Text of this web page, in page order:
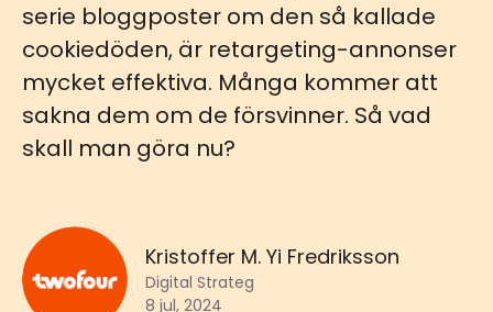
serie bloggposter om den så kallade
cookiedöden, är retargeting-annonser
mycket effektiva. Många kommer att
sakna dem om de försvinner. Så vad
skall man göra nu?
Kristoffer M. Yi Fredriksson
Digital Strateg
8 jul, 2024